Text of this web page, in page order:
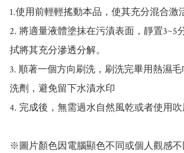
1.使用前輕輕搖動本品，使其充分混合激
2. 將適量液體塗抹在污漬表面，靜置3~5
拭將其充分滲透分解。
3. 順著一個方向刷洗，刷洗完畢用熱濕
洗劑，避免留下水漬水印
4. 完成後，無需過水自然風乾或者使用
※圖片顏色因電腦顯色不同或個人觀感